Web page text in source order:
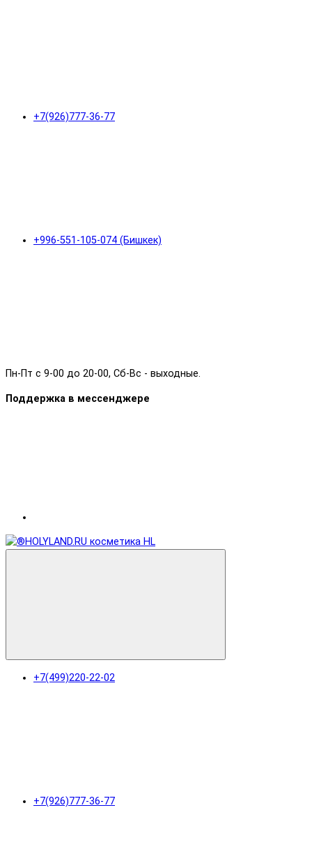
+7(926)777-36-77
+996-551-105-074 (Бишкек)
Пн-Пт с 9-00 до 20-00, Сб-Вс - выходные.
Поддержка в мессенджере
+7(499)220-22-02
+7(926)777-36-77